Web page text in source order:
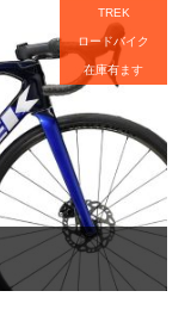
TREK
ロードバイク
在庫有ます